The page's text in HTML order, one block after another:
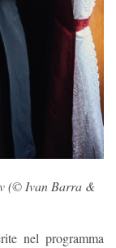
(© Ivan Barra &
nel programma